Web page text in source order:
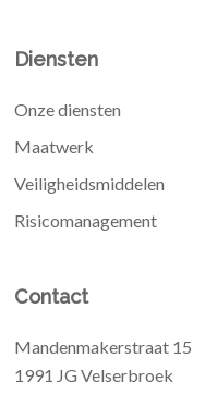
Diensten
Onze diensten
Maatwerk
Veiligheidsmiddelen
Risicomanagement
Contact
Mandenmakerstraat 15
1991 JG Velserbroek